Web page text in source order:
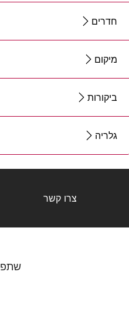
חדרים
מיקום
ביקורות
גלריה
צרו קשר